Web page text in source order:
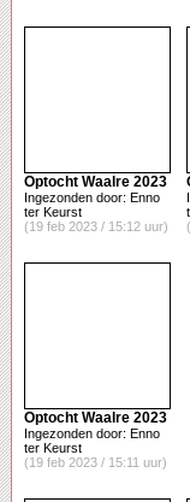
Optocht Waalre 2023
Ingezonden door: Enno
ter Keurst
(19 feb 2023 / 15:12 uur)
Optocht Waalre 2023
Ingezonden door: Enno
ter Keurst
(19 feb 2023 / 15:11 uur)